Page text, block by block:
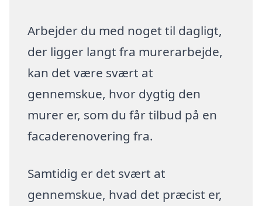
Arbejder du med noget til dagligt,
der ligger langt fra murerarbejde,
kan det være svært at
gennemskue, hvor dygtig den
murer er, som du får tilbud på en
facaderenovering fra.
Samtidig er det svært at
gennemskue, hvad det præcist er,